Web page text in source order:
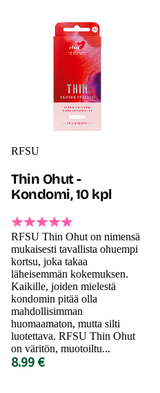
RFSU
Thin Ohut -
Kondomi, 10 kpl
RFSU Thin Ohut on nimensä
mukaisesti tavallista ohuempi
kortsu, joka takaa
läheisemmän kokemuksen.
Kaikille, joiden mielestä
kondomin pitää olla
mahdollisimman
huomaamaton, mutta silti
luotettava. RFSU Thin Ohut
on väritön, muotoiltu...
8.99 €